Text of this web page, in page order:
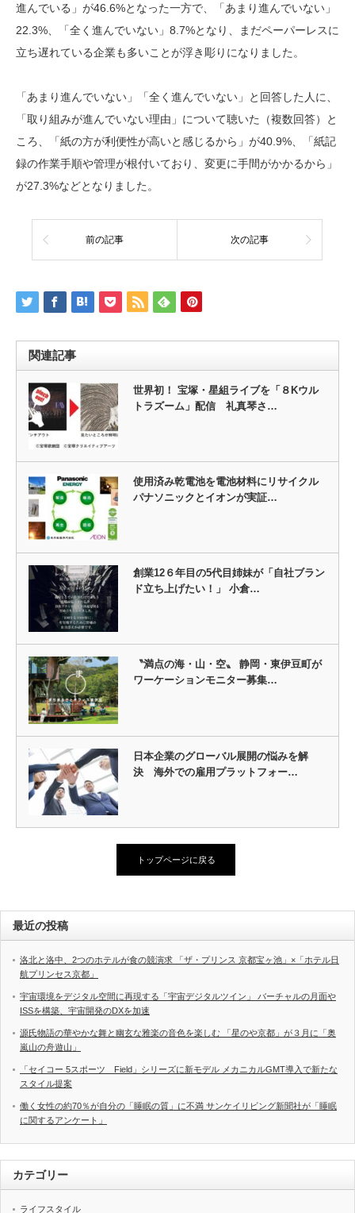
進んでいる」が46.6%となった一方で、「あまり進んでいない」
22.3%、「全く進んでいない」8.7%となり、まだペーパーレスに
立ち遅れている企業も多いことが浮き彫りになりました。
「あまり進んでいない」「全く進んでいない」と回答した人に、
「取り組みが進んでいない理由」について聴いた（複数回答）と
ころ、「紙の方が利便性が高いと感じるから」が40.9%、「紙記
録の作業手順や管理が根付いており、変更に手間がかかるから」
が27.3%などとなりました。
前の記事 次の記事
関連記事
世界初！ 宝塚・星組ライブを「８Kウル
トラズーム」配信 礼真琴さ…
使用済み乾電池を電池材料にリサイクル
パナソニックとイオンが実証…
創業12６年目の5代目姉妹が「自社ブラン
ド立ち上げたい！」 小倉…
〝満点の海・山・空〟 静岡・東伊豆町が
ワーケーションモニター募集…
日本企業のグローバル展開の悩みを解
決 海外での雇用プラットフォー…
トップページに戻る
最近の投稿
洛北と洛中、2つのホテルが食の競演求 「ザ・プリンス 京都宝ヶ池」×「ホテル日
航プリンセス京都」
宇宙環境をデジタル空間に再現する「宇宙デジタルツイン」 バーチャルの月面や
ISSを構築、宇宙開発のDXを加速
源氏物語の華やかな舞と幽玄な雅楽の音色を楽しむ 「星のや京都」が３月に「奥
嵐山の舟遊山」
「セイコー 5スポーツ Field」シリーズに新モデル メカニカルGMT導入で新たな
スタイル提案
働く女性の約70％が自分の「睡眠の質」に不満 サンケイリビング新聞社が「睡眠
に関するアンケート」
カテゴリー
ライフスタイル